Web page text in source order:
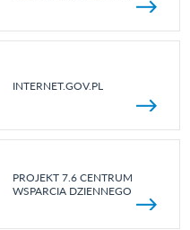
INTERNET.GOV.PL
PROJEKT 7.6 CENTRUM
WSPARCIA DZIENNEGO